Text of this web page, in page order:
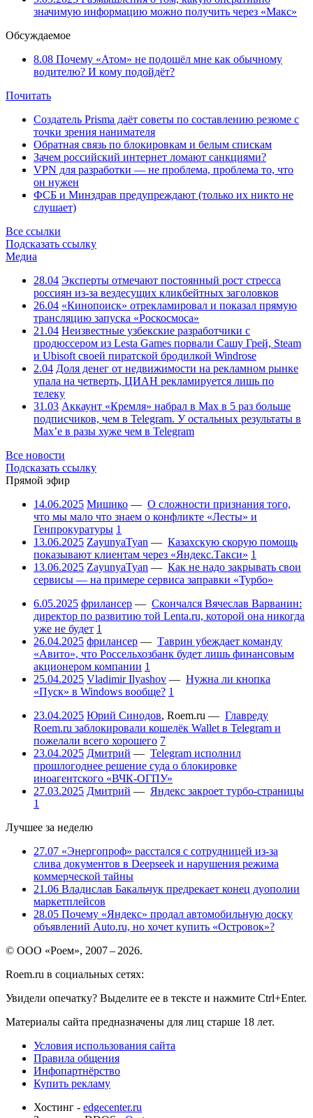
значимую информацию можно получить через «Макс»
Обсуждаемое
8.08 Почему «Атом» не подошёл мне как обычному
водителю? И кому подойдёт?
Почитать
Создатель Prisma даёт советы по составлению резюме с
точки зрения нанимателя
Обратная связь по блокировкам и белым спискам
Зачем российский интернет ломают санкциями?
VPN для разработки — не проблема, проблема то, что
он нужен
ФСБ и Минздрав предупреждают (только их никто не
слушает)
Все ссылки
Подсказать ссылку
Медиа
28.04 Эксперты отмечают постоянный рост стресса
россиян из-за вездесущих кликбейтных заголовков
26.04 «Кинопоиск» отрекламировал и показал прямую
трансляцию запуска «Роскосмоса»
21.04 Неизвестные узбекские разработчики с
продюссером из Lesta Games порвали Сашу Грей, Steam
и Ubisoft своей пиратской бродилкой Windrose
2.04 Доля денег от недвижимости на рекламном рынке
упала на четверть, ЦИАН рекламируется лишь по
телеку
31.03 Аккаунт «Кремля» набрал в Max в 5 раз больше
подписчиков, чем в Telegram. У остальных результаты в
Max’е в разы хуже чем в Telegram
Все новости
Подсказать ссылку
Прямой эфир
14.06.2025 Мишико — О сложности признания того,
что мы мало что знаем о конфликте «Лесты» и
Генпрокуратуры 1
13.06.2025 ZayunyaTyan — Казахскую скорую помощь
показывают клиентам через «Яндекс.Такси» 1
13.06.2025 ZayunyaTyan — Как не надо закрывать свои
сервисы — на примере сервиса заправки «Турбо»
6.05.2025 фрилансер — Скончался Вячеслав Варванин:
директор по развитию той Lenta.ru, которой она никогда
уже не будет 1
26.04.2025 фрилансер — Таврин убеждает команду
«Авито», что Россельхозбанк будет лишь финансовым
акционером компании 1
25.04.2025 Vladimir Ilyashov — Нужна ли кнопка
«Пуск» в Windows вообще? 1
23.04.2025 Юрий Синодов, Roem.ru — Главреду
Roem.ru заблокировали кошелёк Wallet в Telegram и
пожелали всего хорошего 7
23.04.2025 Дмитрий — Telegram исполнил
прошлогоднее решение суда о блокировке
иноагентского «ВЧК-ОГПУ»
27.03.2025 Дмитрий — Яндекс закроет турбо-страницы
1
Лучшее за неделю
27.07 «Энергопроф» расстался с сотрудницей из-за
слива документов в Deepseek и нарушения режима
коммерческой тайны
21.06 Владислав Бакальчук предрекает конец дуополии
маркетплейсов
28.05 Почему «Яндекс» продал автомобильную доску
объявлений Auto.ru, но хочет купить «Островок»?
© ООО «Роем», 2007 – 2026.
Roem.ru в социальных сетях:
Увидели опечатку? Выделите ее в тексте и нажмите Ctrl+Enter.
Материалы сайта предназначены для лиц старше 18 лет.
Условия использования сайта
Правила общения
Инфопартнёрство
Купить рекламу
Хостинг - edgecenter.ru